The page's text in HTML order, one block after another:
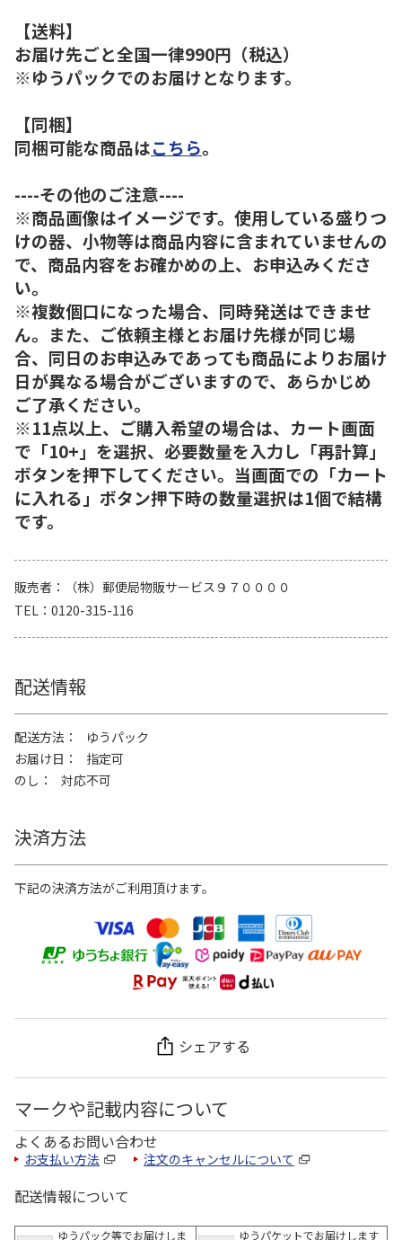
【送料】
お届け先ごと全国一律990円（税込）
※ゆうパックでのお届けとなります。
【同梱】
同梱可能な商品はこちら。
----その他のご注意----
※商品画像はイメージです。使用している盛りつ
けの器、小物等は商品内容に含まれていませんの
で、商品内容をお確かめの上、お申込みくださ
い。
※複数個口になった場合、同時発送はできませ
ん。また、ご依頼主様とお届け先様が同じ場
合、同日のお申込みであっても商品によりお届け
日が異なる場合がございますので、あらかじめ
ご了承ください。
※11点以上、ご購入希望の場合は、カート画面
で「10+」を選択、必要数量を入力し「再計算」
ボタンを押下してください。当画面での「カート
に入れる」ボタン押下時の数量選択は1個で結構
です。
販売者
（株）郵便局物販サービス９７００００
TEL
0120-315-116
配送情報
配送方法
ゆうパック
お届け日
指定可
のし
対応不可
決済方法
下記の決済方法がご利用頂けます。
シェアする
マークや記載内容について
よくあるお問い合わせ
お支払い方法 注文のキャンセルについて
配送情報について
ゆうパック等でお届けしま
ゆうパケットでお届けします